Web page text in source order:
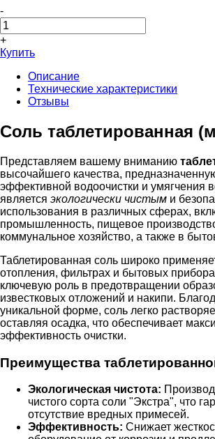
-
+
Купить
Описание
Технические характеристики
Отзывы
Соль таблетированная
Представляем вашему вниманию
высочайшего качества,
эффективной водоочистки и умягчения
является экологически чистым и
использования в различных сферах,
промышленность, пищевое
коммунальное хозяйство, а также в
Таблетированная соль широко
отопления, фильтрах и бытовых
ключевую роль в предотвращении
известковых отложений и накипи.
уникальной форме, соль легко
оставляя осадка, что обеспечивает
эффективность очистки.
Преимущества
Экологическая чистота:
чистого сорта соли "Экстра", что
отсутствие вредных примесей.
Эффективность: Снижает